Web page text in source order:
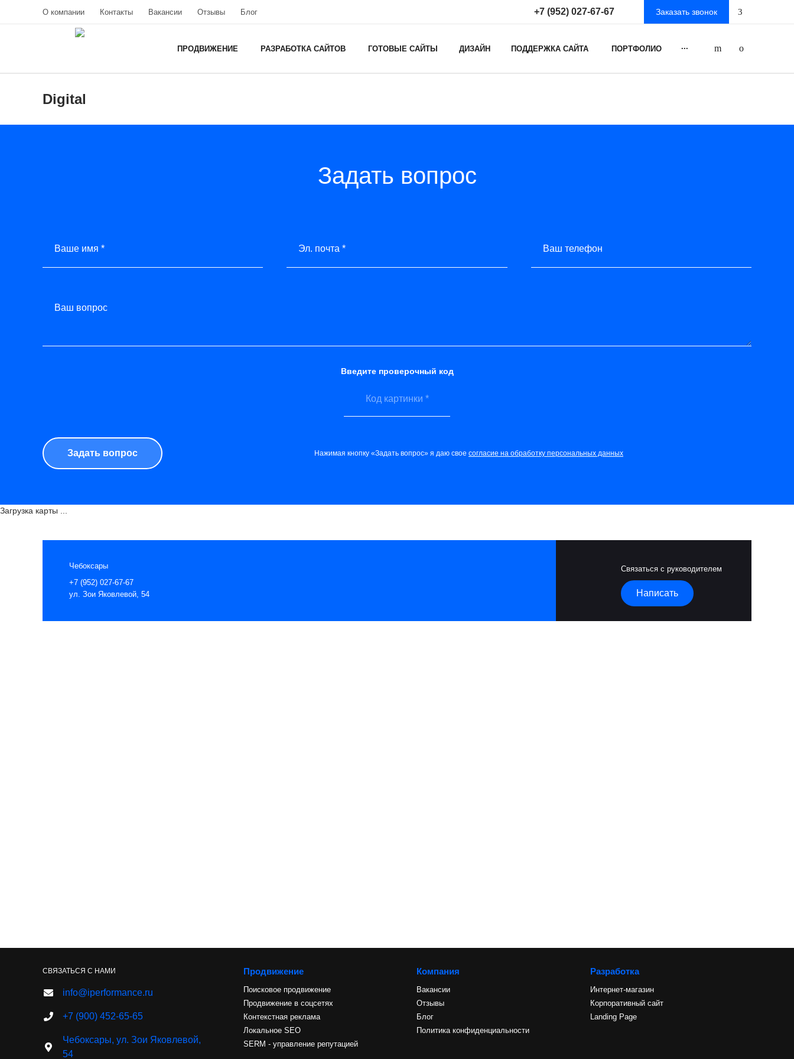
О компании Контакты Вакансии Отзывы Блог +7 (952) 027-67-67 Заказать звонок
ПРОДВИЖЕНИЕ РАЗРАБОТКА САЙТОВ ГОТОВЫЕ САЙТЫ ДИЗАЙН ПОДДЕРЖКА САЙТА ПОРТФОЛИО ...
Digital
Задать вопрос
Ваше имя * Эл. почта * Ваш телефон
Ваш вопрос
Введите проверочный код
Нажимая кнопку «Задать вопрос» я даю свое согласие на обработку персональных данных
Чебоксары
+7 (952) 027-67-67
ул. Зои Яковлевой, 54
Связаться с руководителем
Написать
Загрузка карты ...
СВЯЗАТЬСЯ С НАМИ
info@iperformance.ru
+7 (900) 452-65-65
Чебоксары, ул. Зои Яковлевой,
54
Продвижение
Поисковое продвижение
Продвижение в соцсетях
Контекстная реклама
Локальное SEO
SERM - управление репутацией
Компания
Вакансии
Отзывы
Блог
Политика конфиденциальности
Разработка
Интернет-магазин
Корпоративный сайт
Landing Page